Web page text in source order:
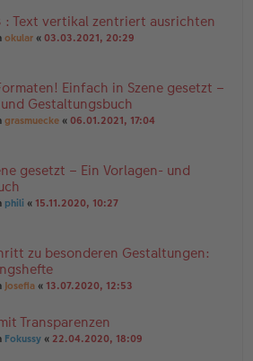
: Text vertikal zentriert ausrichten
okular « 03.03.2021, 20:29
Einfach in Szene gesetzt –
Gestaltungsbuch
grasmuecke « 06.01.2021, 17:04
gesetzt – Ein Vorlagen- und
phili « 15.11.2020, 10:27
zu besonderen Gestaltungen:
Josefia « 13.07.2020, 12:53
Transparenzen
Fokussy « 22.04.2020, 18:09